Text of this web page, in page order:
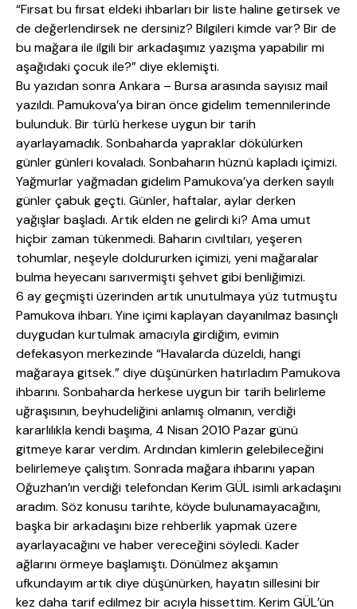
“Fırsat bu fırsat eldeki ihbarları bir liste haline getirsek ve
de değerlendirsek ne dersiniz? Bilgileri kimde var? Bir de
bu mağara ile ilgili bir arkadaşımız yazışma yapabilir mi
aşağıdaki çocuk ile?” diye eklemişti.
Bu yazıdan sonra Ankara – Bursa arasında sayısız mail
yazıldı. Pamukova’ya biran önce gidelim temennilerinde
bulunduk. Bir türlü herkese uygun bir tarih
ayarlayamadık. Sonbaharda yapraklar dökülürken
günler günleri kovaladı. Sonbaharın hüznü kapladı içimizi.
Yağmurlar yağmadan gidelim Pamukova’ya derken sayılı
günler çabuk geçti. Günler, haftalar, aylar derken
yağışlar başladı. Artık elden ne gelirdi ki? Ama umut
hiçbir zaman tükenmedi. Baharın cıvıltıları, yeşeren
tohumlar, neşeyle doldururken içimizi, yeni mağaralar
bulma heyecanı sarıvermişti şehvet gibi benliğimizi.
6 ay geçmişti üzerinden artık unutulmaya yüz tutmuştu
Pamukova ihbarı. Yine içimi kaplayan dayanılmaz basınçlı
duygudan kurtulmak amacıyla girdiğim, evimin
defekasyon merkezinde “Havalarda düzeldi, hangi
mağaraya gitsek.” diye düşünürken hatırladım Pamukova
ihbarını. Sonbaharda herkese uygun bir tarih belirleme
uğraşısının, beyhudeliğini anlamış olmanın, verdiği
kararlılıkla kendi başıma, 4 Nisan 2010 Pazar günü
gitmeye karar verdim. Ardından kimlerin gelebileceğini
belirlemeye çalıştım. Sonrada mağara ihbarını yapan
Oğuzhan’ın verdiği telefondan Kerim GÜL isimli arkadaşını
aradım. Söz konusu tarihte, köyde bulunamayacağını,
başka bir arkadaşını bize rehberlik yapmak üzere
ayarlayacağını ve haber vereceğini söyledi. Kader
ağlarını örmeye başlamıştı. Dönülmez akşamın
ufkundayım artık diye düşünürken, hayatın sillesini bir
kez daha tarif edilmez bir acıyla hissettim. Kerim GÜL’ün